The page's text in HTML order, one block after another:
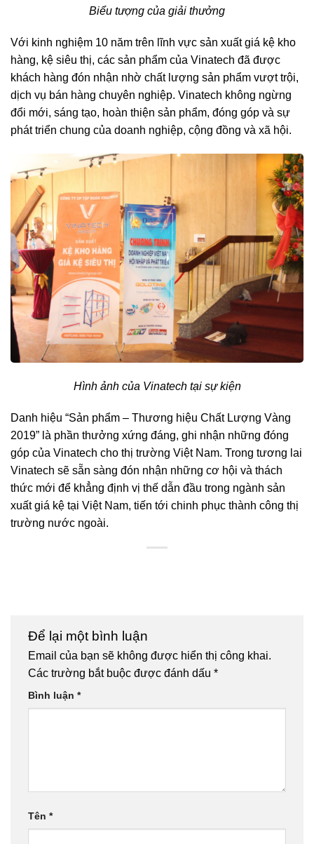
Biểu tượng của giải thưởng
Với kinh nghiệm 10 năm trên lĩnh vực sản xuất giá kệ kho
hàng, kệ siêu thị, các sản phẩm của Vinatech đã được
khách hàng đón nhận nhờ chất lượng sản phẩm vượt trội,
dịch vụ bán hàng chuyên nghiệp. Vinatech không ngừng
đổi mới, sáng tạo, hoàn thiện sản phẩm, đóng góp và sự
phát triển chung của doanh nghiệp, cộng đồng và xã hội.
Hình ảnh của Vinatech tại sự kiện
Danh hiệu “Sản phẩm – Thương hiệu Chất Lượng Vàng
2019” là phần thưởng xứng đáng, ghi nhận những đóng
góp của Vinatech cho thị trường Việt Nam. Trong tương lai
Vinatech sẽ sẵn sàng đón nhận những cơ hội và thách
thức mới để khẳng định vị thế dẫn đầu trong ngành sản
xuất giá kệ tại Việt Nam, tiến tới chinh phục thành công thị
trường nước ngoài.
Để lại một bình luận
Email của bạn sẽ không được hiển thị công khai.
Các trường bắt buộc được đánh dấu *
Bình luận *
Tên *